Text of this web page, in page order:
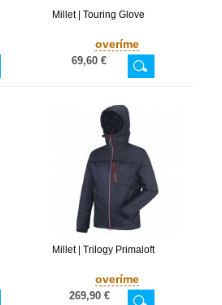
Millet | Touring Glove
overíme
69,60 €
Millet | Trilogy Primaloft
overíme
269,90 €